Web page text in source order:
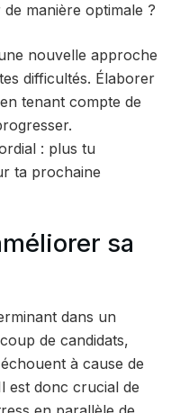
manière optimale ?
nouvelle approche
difficultés. Élaborer
tenant compte de
: plus tu
ta prochaine
sa
dans un
de candidats,
à cause de
est donc crucial de